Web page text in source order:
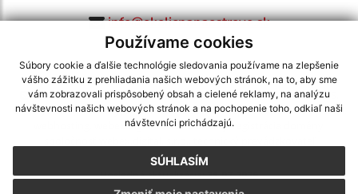
Používame cookies
Súbory cookie a ďalšie technológie sledovania používame na zlepšenie
vášho zážitku z prehliadania našich webových stránok, na to, aby sme
vám zobrazovali prispôsobený obsah a cielené reklamy, na analýzu
návštevnosti našich webových stránok a na pochopenie toho, odkiaľ naši
návštevníci prichádzajú.
SÚHLASÍM
info@okolicnanaostrove.sk
využite možnosť získavania aktuálnych informácií s využitím RSS
CMS systém (redakčný) systém ECHELON 2,Mapa stránok,web portál
webex.digital, s.r.o.,domény,registrácia domény
Posledná aktualizácia:31.07.2026